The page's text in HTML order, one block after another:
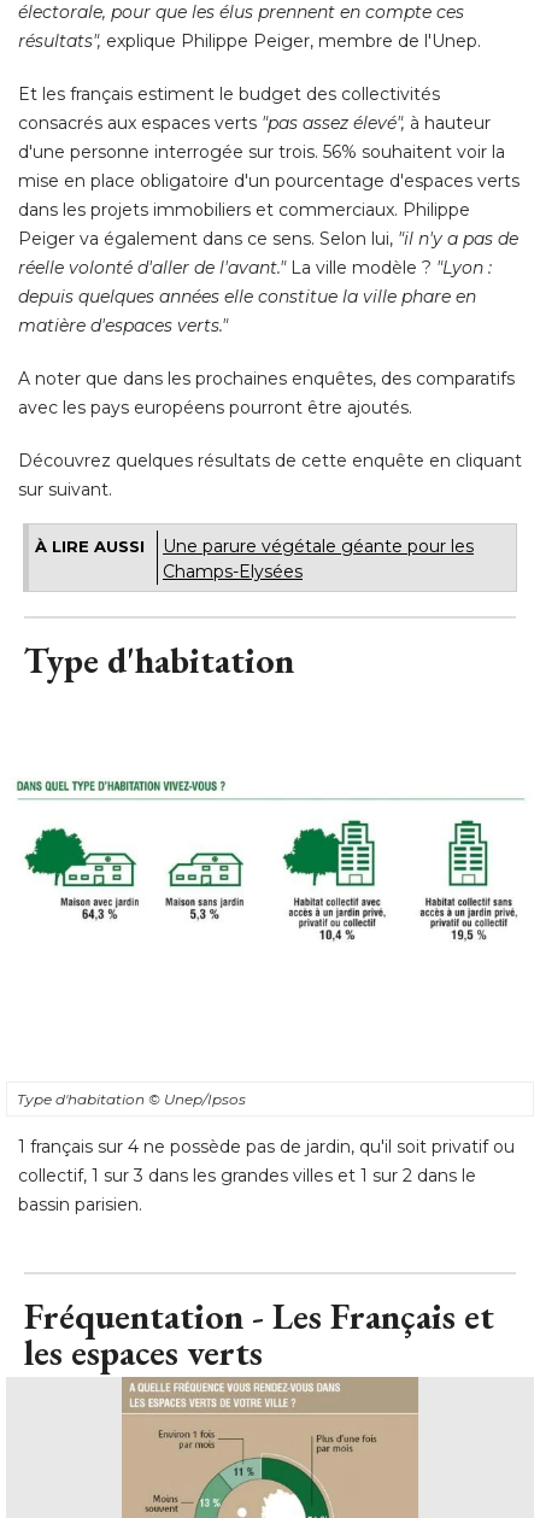
électorale, pour que les élus prennent en compte ces
résultats", explique Philippe Peiger, membre de l'Unep.
Et les français estiment le budget des collectivités
consacrés aux espaces verts "pas assez élevé", à hauteur
d'une personne interrogée sur trois. 56% souhaitent voir la
mise en place obligatoire d'un pourcentage d'espaces verts
dans les projets immobiliers et commerciaux. Philippe
Peiger va également dans ce sens. Selon lui, "il n'y a pas de
réelle volonté d'aller de l'avant." La ville modèle ? "Lyon :
depuis quelques années elle constitue la ville phare en
matière d'espaces verts."
A noter que dans les prochaines enquêtes, des comparatifs
avec les pays européens pourront être ajoutés.
Découvrez quelques résultats de cette enquête en cliquant
sur suivant.
À LIRE AUSSI
Une parure végétale géante pour les
Champs-Elysées
Type d'habitation
Type d'habitation © Unep/Ipsos
1 français sur 4 ne possède pas de jardin, qu'il soit privatif ou
collectif, 1 sur 3 dans les grandes villes et 1 sur 2 dans le
bassin parisien.
Fréquentation - Les Français et
les espaces verts